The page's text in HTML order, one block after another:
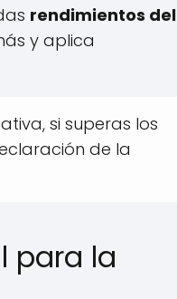
rendimientos del
y aplica
si superas los
de la
para la